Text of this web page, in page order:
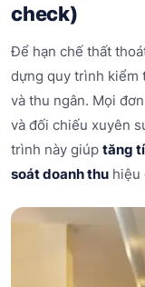
check)
Để hạn chế thất
dựng quy trình kiểm
và thu ngân. Mọi
và đối chiếu xuyên
trình này giúp tăng
soát doanh thu hiệu